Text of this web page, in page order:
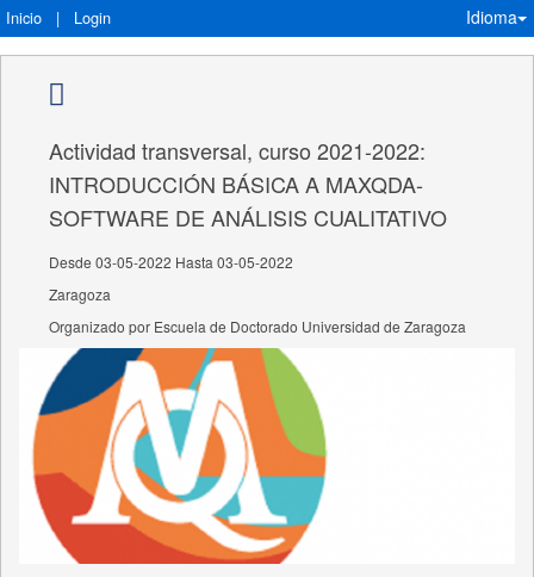
Inicio | Login Idioma
Actividad transversal, curso 2021-2022:
INTRODUCCIÓN BÁSICA A MAXQDA-
SOFTWARE DE ANÁLISIS CUALITATIVO
Desde 03-05-2022 Hasta 03-05-2022
Zaragoza
Organizado por Escuela de Doctorado Universidad de Zaragoza